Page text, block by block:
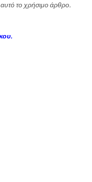
το χρήσιμο άρθρο.